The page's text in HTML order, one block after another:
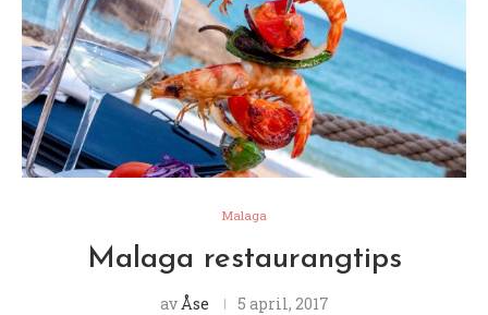
Malaga
Malaga restaurangtips
av Åse 5 april, 2017